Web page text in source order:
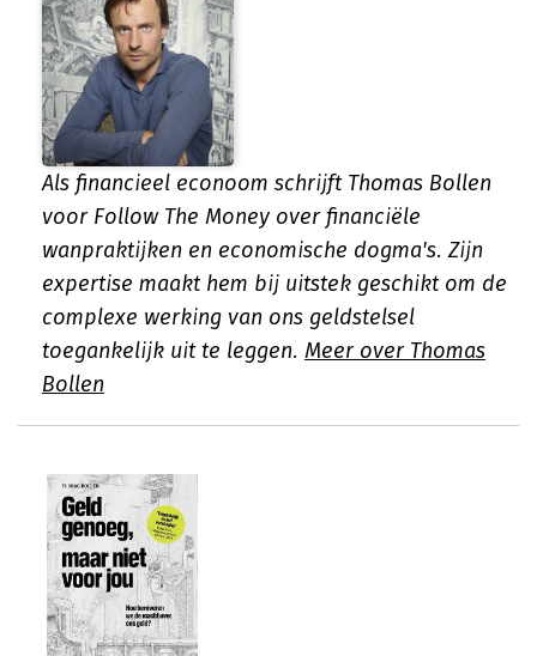
Als financieel econoom schrijft Thomas Bollen
voor Follow The Money over financiële
wanpraktijken en economische dogma's. Zijn
expertise maakt hem bij uitstek geschikt om de
complexe werking van ons geldstelsel
toegankelijk uit te leggen. Meer over Thomas
Bollen